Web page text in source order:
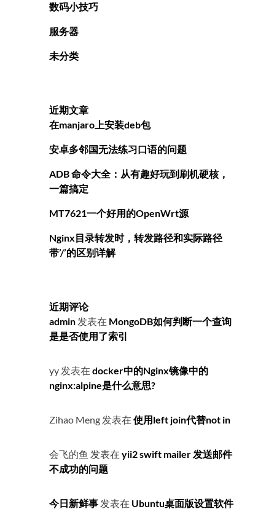
数码小技巧
服务器
未分类
近期文章
在manjaro上安装deb包
安卓多邻国无法练习口语的问题
ADB 命令大全：从有趣好玩到刷机硬核，
一篇搞定
MT7621一个好用的OpenWrt源
Nginx目录转发时，转发路径和实际路径
带’/’的区别详解
近期评论
admin 发表在 MongoDB如何判断一个查询
是是否使用了索引
yy 发表在 docker中的Nginx镜像中的
nginx:alpine是什么意思?
Zihao Meng 发表在 使用left join代替not in
会飞的鱼 发表在 yii2 swift mailer 发送邮件
不成功的问题
今日新鲜事 发表在 Ubuntu桌面版设置软件